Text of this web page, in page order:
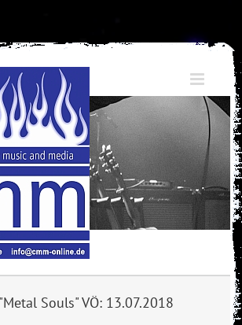
Souls" VÖ: 13.07.2018